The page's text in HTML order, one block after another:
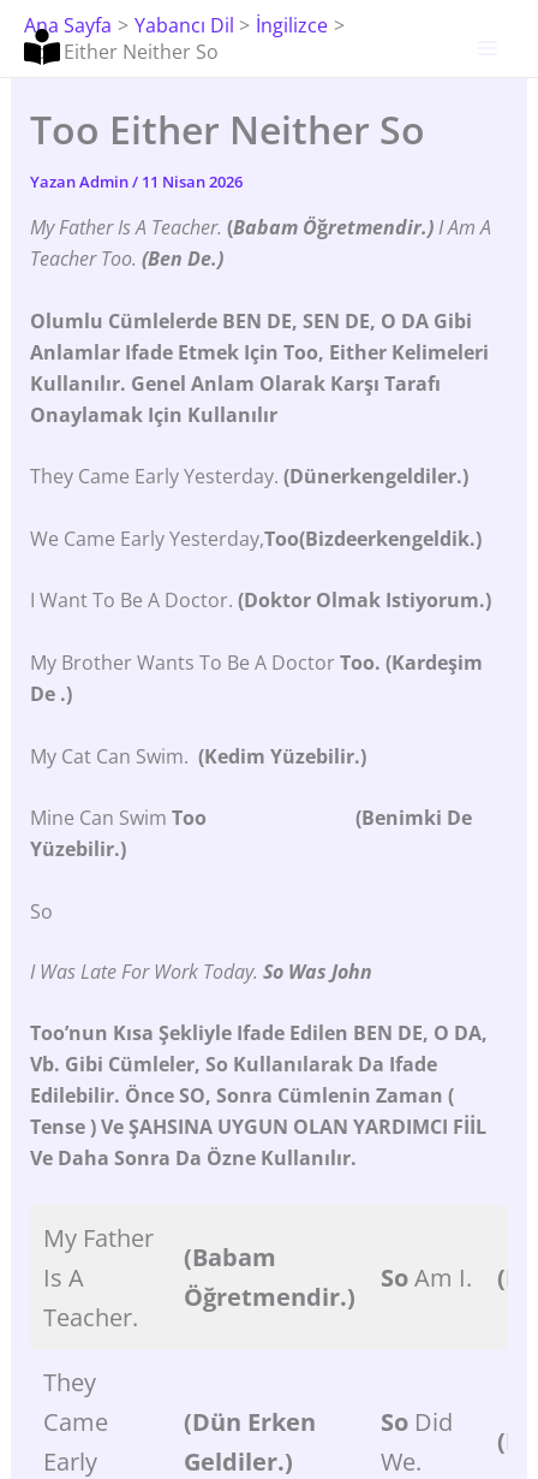
İçeriğe
Atla
Ana Sayfa Yabancı Dil
İngilizce
Too Either Neither So
Too Either Neither So
YazanAdmin/ 11 Nisan 2026
My Father Is A Teacher. (Babam ÖĞRetmendir.)I Am A
Teacher Too. (Ben De.)
Olumlu Cümlelerde BEN DE, SEN DE, O DA Gibi
Anlamlar Ifade Etmek Için Too, Either Kelimeleri
Kullanılır. Genel Anlam Olarak Karşı Tarafı
Onaylamak Için Kullanılır
They Came Early Yesterday. (Dünerkengeldiler.)
We Came Early Yesterday,Too(bizdeerkengeldik.)
I Want To Be A Doctor. (Doktor Olmak Istiyorum.)
My Brother Wants To Be A DoctorToo. (Kardeşim
De .)
My Cat Can Swim. (Kedim Yüzebilir.)
Mine Can Swim Too (Benimki De
Yüzebilir.)
So
I Was Late For Work Today. So Was John
Too’nun Kısa Şekliyle Ifade Edilen BEN DE, O DA,
Vb. Gibi Cümleler, So Kullanılarak Da Ifade
Edilebilir. Önce SO, Sonra Cümlenin Zaman (
Tense ) Ve ŞAHSINA UYGUN OLAN YARDIMCI FİİL
Ve Daha Sonra Da Özne Kullanılır.
My Father
Is A
Teacher.
(Babam
Öğretmendir.)
SoAm I.
They
Came
Early
(Dün Erken
Geldiler.)
So Did
We.